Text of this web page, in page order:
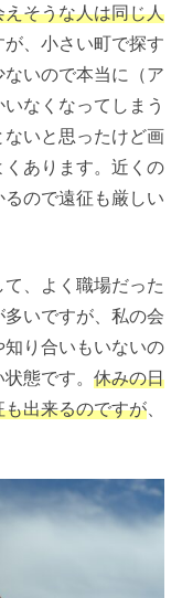
そうな人は同じ人
、小さい町で探す
いので本当に（ア
なくなってしまう
いと思ったけど画
あります。近くの
ので遠征も厳しい
、よく職場だった
いですが、私の会
り合いもいないの
態です。 休みの日
出来るのですが